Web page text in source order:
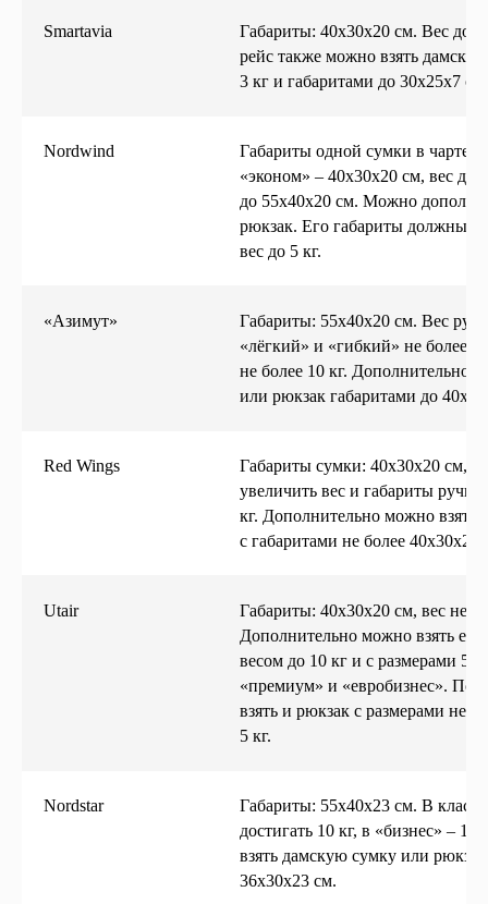
Smartavia
Габариты: 40х30х20 см. Вес
рейс также можно взять
3 кг и габаритами до 30х25х7 см.
Nordwind
Габариты одной сумки в
«эконом» – 40х30х20 см, вес до
до 55х40х20 см. Можно
рюкзак. Его габариты должны
вес до 5 кг.
«Азимут»
Габариты: 55х40х20 см. Вес
«лёгкий» и «гибкий» не более 5
не более 10 кг. Дополнительно
или рюкзак габаритами до
Red Wings
Габариты сумки: 40х30х20 см,
увеличить вес и габариты
кг. Дополнительно можно
с габаритами не более 40х30х20
Utair
Габариты: 40х30х20 см, вес не
Дополнительно можно взять
весом до 10 кг и с размерами
«премиум» и «евробизнес».
взять и рюкзак с размерами не
5 кг.
Nordstar
Габариты: 55х40х23 см. В
достигать 10 кг, в «бизнес» –
взять дамскую сумку или
36х30х23 см.
Также рекомендуем
Больше статей
Читать статью Читать статью